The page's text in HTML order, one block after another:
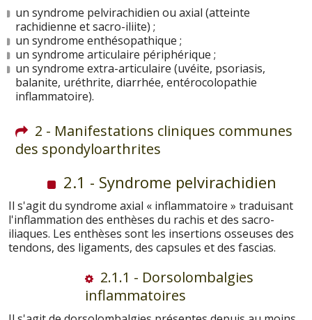
un syndrome pelvirachidien ou axial (atteinte
rachidienne et sacro-iliite) ;
un syndrome enthésopathique ;
un syndrome articulaire périphérique ;
un syndrome extra-articulaire (uvéite, psoriasis,
balanite, uréthrite, diarrhée, entérocolopathie
inflammatoire).
2 - Manifestations cliniques communes
des spondyloarthrites
2.1 - Syndrome pelvirachidien
Il s'agit du syndrome axial « inflammatoire » traduisant
l'inflammation des enthèses du rachis et des sacro-
iliaques. Les enthèses sont les insertions osseuses des
tendons, des ligaments, des capsules et des fascias.
2.1.1 - Dorsolombalgies
inflammatoires